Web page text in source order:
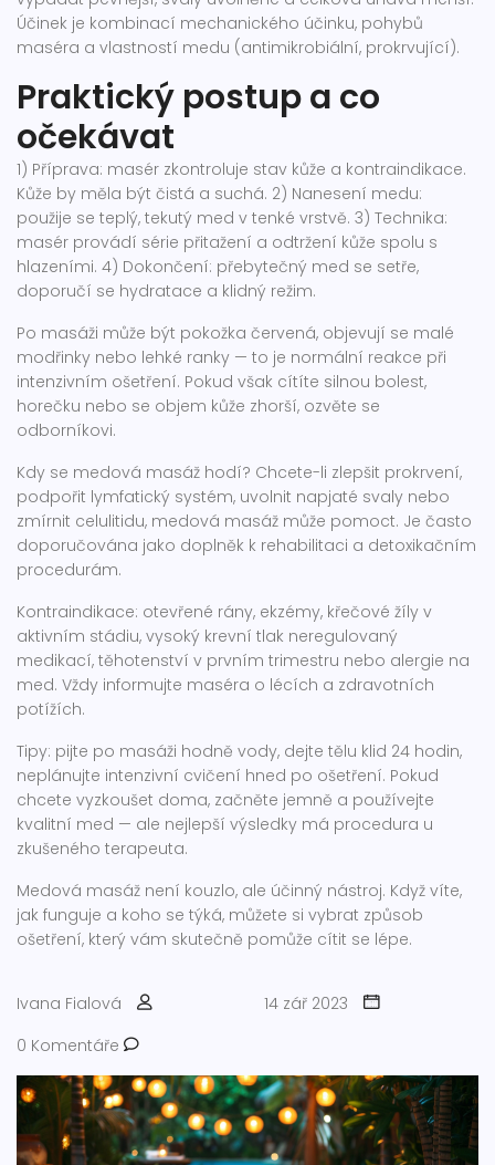
Účinek je kombinací mechanického účinku, pohybů
maséra a vlastností medu (antimikrobiální, prokrvující).
Praktický postup a co
očekávat
1) Příprava: masér zkontroluje stav kůže a kontraindikace.
Kůže by měla být čistá a suchá. 2) Nanesení medu:
použije se teplý, tekutý med v tenké vrstvě. 3) Technika:
masér provádí série přitažení a odtržení kůže spolu s
hlazeními. 4) Dokončení: přebytečný med se setře,
doporučí se hydratace a klidný režim.
Po masáži může být pokožka červená, objevují se malé
modřinky nebo lehké ranky — to je normální reakce při
intenzivním ošetření. Pokud však cítíte silnou bolest,
horečku nebo se objem kůže zhorší, ozvěte se
odborníkovi.
Kdy se medová masáž hodí? Chcete-li zlepšit prokrvení,
podpořit lymfatický systém, uvolnit napjaté svaly nebo
zmírnit celulitidu, medová masáž může pomoct. Je často
doporučována jako doplněk k rehabilitaci a detoxikačním
procedurám.
Kontraindikace: otevřené rány, ekzémy, křečové žíly v
aktivním stádiu, vysoký krevní tlak neregulovaný
medikací, těhotenství v prvním trimestru nebo alergie na
med. Vždy informujte maséra o lécích a zdravotních
potížích.
Tipy: pijte po masáži hodně vody, dejte tělu klid 24 hodin,
neplánujte intenzivní cvičení hned po ošetření. Pokud
chcete vyzkoušet doma, začněte jemně a používejte
kvalitní med — ale nejlepší výsledky má procedura u
zkušeného terapeuta.
Medová masáž není kouzlo, ale účinný nástroj. Když víte,
jak funguje a koho se týká, můžete si vybrat způsob
ošetření, který vám skutečně pomůže cítit se lépe.
Ivana Fialová
14 zář 2023
0 Komentáře